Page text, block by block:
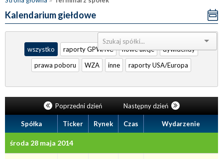
Kalendarium giełdowe
Sortuj:
wszystko
raporty GPW/NC nowe akcje
dywidendy
prawa poboru
WZA inne raporty USA/Europa
Poprzedni dzień Następny dzień
Spółka Ticker Rynek Czas Wydarzenie
środa 28 maja 2014